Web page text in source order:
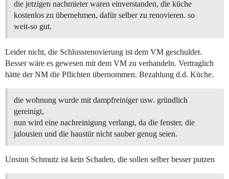
die jetzigen nachmieter waren einverstanden, die küche
kostenlos zu übernehmen, dafür selber zu renovieren. so
weit-so gut.
Leider nicht, die Schlussrenovierung ist dem VM geschuldet.
Besser wäre es gewesen mit dem VM zu verhandeln. Vertraglich
hätte der NM die Pflichten übernommen. Bezahlung d.d. Küche.
die wohnung wurde mit dampfreiniger usw. gründlich
gereinigt,
nun wird eine nachreinigung verlangt, da die fenster, die
jalousien und die haustür nicht sauber genug seien.
Unsinn Schmutz ist kein Schaden, die sollen selber besser putzen